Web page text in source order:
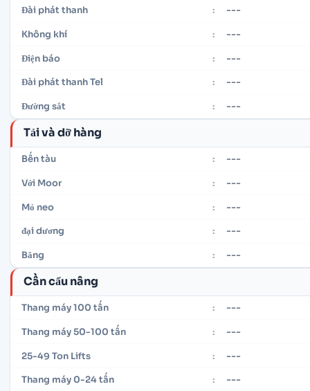
Đài phát thanh : ---
Không khí : ---
Điện báo : ---
Đài phát thanh Tel : ---
Đường sắt : ---
Tải và dỡ hàng
Bến tàu : ---
Với Moor : ---
Mỏ neo : ---
đại dương : ---
Băng : ---
Cần cẩu nâng
Thang máy 100 tấn : ---
Thang máy 50-100 tấn : ---
25-49 Ton Lifts : ---
Thang máy 0-24 tấn : ---